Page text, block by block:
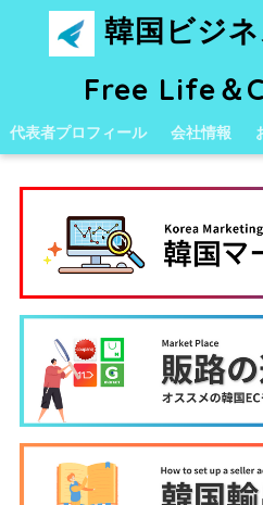
韓国ビジ
Free Life＆
代表者プロフィール 会社情報